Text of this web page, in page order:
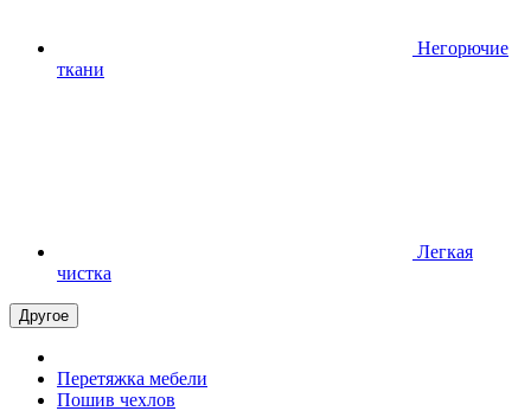
Негорючие
ткани
Легкая
чистка
Другое
Перетяжка мебели
Пошив чехлов